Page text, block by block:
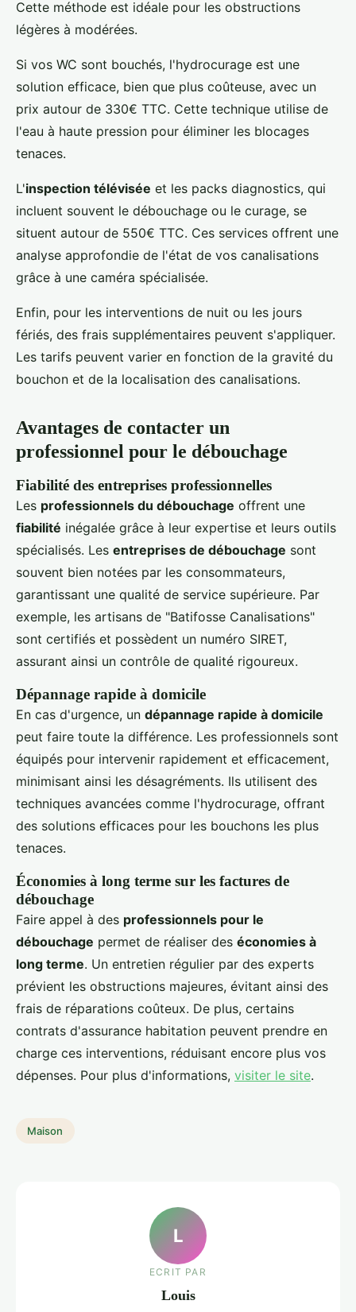
Cette méthode est idéale pour les obstructions
légères à modérées.
Si vos WC sont bouchés, l'hydrocurage est une
solution efficace, bien que plus coûteuse, avec un
prix autour de 330€ TTC. Cette technique utilise de
l'eau à haute pression pour éliminer les blocages
tenaces.
L'inspection télévisée et les packs diagnostics, qui
incluent souvent le débouchage ou le curage, se
situent autour de 550€ TTC. Ces services offrent une
analyse approfondie de l'état de vos canalisations
grâce à une caméra spécialisée.
Enfin, pour les interventions de nuit ou les jours
fériés, des frais supplémentaires peuvent s'appliquer.
Les tarifs peuvent varier en fonction de la gravité du
bouchon et de la localisation des canalisations.
Avantages de contacter un
professionnel pour le débouchage
Fiabilité des entreprises professionnelles
Les professionnels du débouchage offrent une
fiabilité inégalée grâce à leur expertise et leurs outils
spécialisés. Les entreprises de débouchage sont
souvent bien notées par les consommateurs,
garantissant une qualité de service supérieure. Par
exemple, les artisans de "Batifosse Canalisations"
sont certifiés et possèdent un numéro SIRET,
assurant ainsi un contrôle de qualité rigoureux.
Dépannage rapide à domicile
En cas d'urgence, un dépannage rapide à domicile
peut faire toute la différence. Les professionnels sont
équipés pour intervenir rapidement et efficacement,
minimisant ainsi les désagréments. Ils utilisent des
techniques avancées comme l'hydrocurage, offrant
des solutions efficaces pour les bouchons les plus
tenaces.
Économies à long terme sur les factures de
débouchage
Faire appel à des professionnels pour le
débouchage permet de réaliser des économies à
long terme. Un entretien régulier par des experts
prévient les obstructions majeures, évitant ainsi des
frais de réparations coûteux. De plus, certains
contrats d'assurance habitation peuvent prendre en
charge ces interventions, réduisant encore plus vos
dépenses. Pour plus d'informations, visiter le site.
Maison
L
ECRIT PAR
Louis